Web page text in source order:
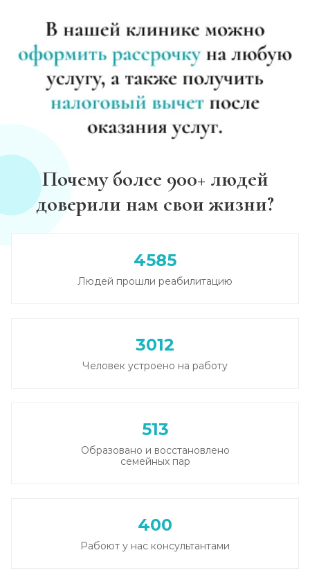
Почему более 900+ людей
доверили нам свои жизни?
4585
Людей прошли реабилитацию
3012
Человек устроено на работу
513
Образовано и восстановлено
семейных пар
400
Рабоют у нас консультантами